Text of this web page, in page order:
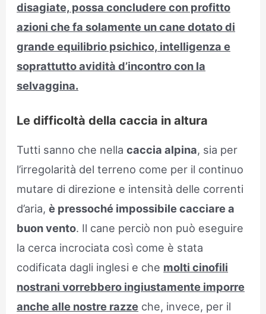
disagiate, possa concludere con profitto
azioni che fa solamente un cane dotato di
grande equilibrio psichico, intelligenza e
soprattutto avidità d’incontro con la
selvaggina.
Le difficoltà della caccia in altura
Tutti sanno che nellacaccia alpina, sia per
l’irregolarità del terreno come per il continuo
mutare di direzione e intensità delle correnti
d’aria,è pressoché impossibile cacciare a
buon vento. Il cane perciò non può eseguire
la cerca incrociata così come è stata
codificata dagli inglesi e che molti cinofili
nostrani vorrebbero ingiustamente imporre
anche alle nostre razze che, invece, per il